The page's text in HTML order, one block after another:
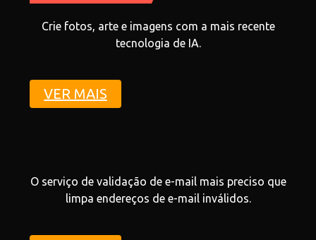
Crie fotos, arte e imagens com a mais recente
tecnologia de IA.
VER MAIS
O serviço de validação de e-mail mais preciso que
limpa endereços de e-mail inválidos.